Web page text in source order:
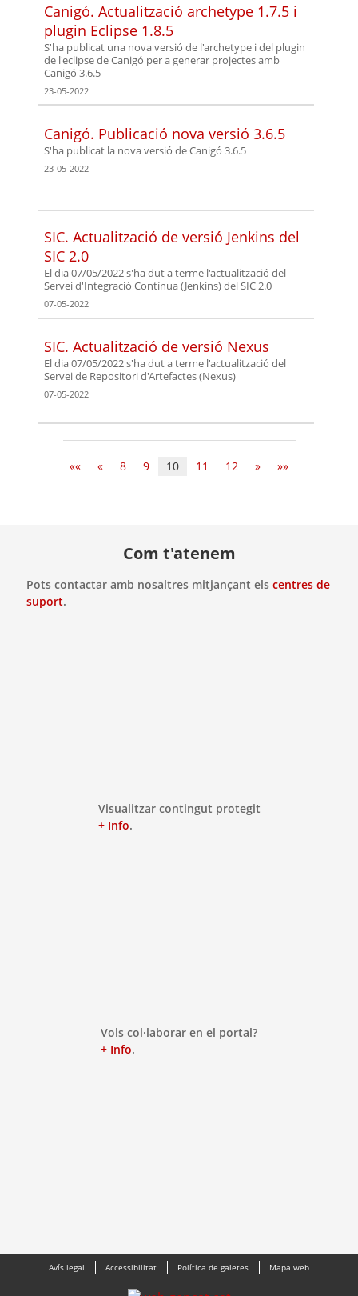
Canigó. Actualització archetype 1.7.5 i
plugin Eclipse 1.8.5
S'ha publicat una nova versió de l'archetype i del plugin
de l'eclipse de Canigó per a generar projectes amb
Canigó 3.6.5
23-05-2022
Canigó. Publicació nova versió 3.6.5
S'ha publicat la nova versió de Canigó 3.6.5
23-05-2022
SIC. Actualització de versió Jenkins del
SIC 2.0
El dia 07/05/2022 s'ha dut a terme l'actualització del
Servei d'Integració Contínua (Jenkins) del SIC 2.0
07-05-2022
SIC. Actualització de versió Nexus
El dia 07/05/2022 s'ha dut a terme l'actualització del
Servei de Repositori d'Artefactes (Nexus)
07-05-2022
«« « 8 9 10 11 12 » »»
Com t'atenem
Pots contactar amb nosaltres mitjançant els centres de
suport.
Visualitzar contingut protegit
+ Info.
Vols col·laborar en el portal?
+ Info.
Avís legal Accessibilitat Política de galetes Mapa web